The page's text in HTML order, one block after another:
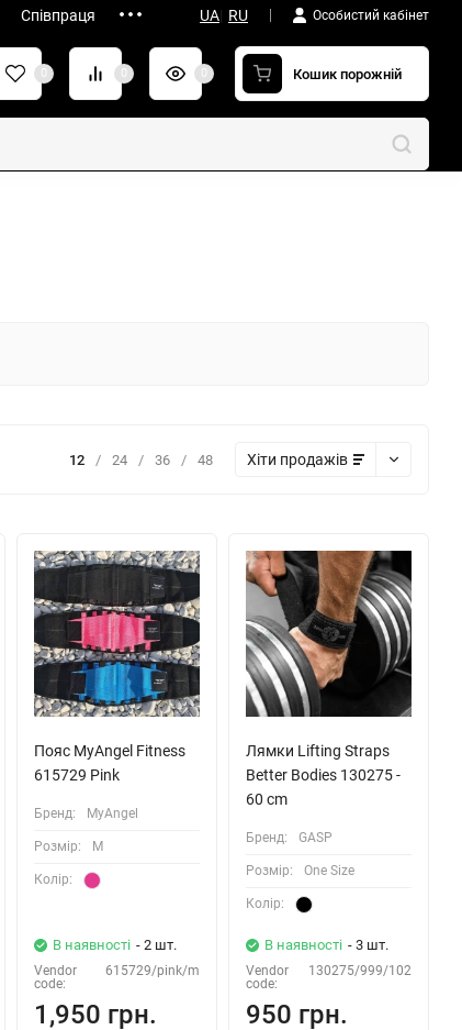
Співпраця UA| RU Особистий кабінет
0 0 0 Кошик порожній
12 / 24 / 36 / 48 Хіти продажів
Пояс MyAngel Fitness
615729 Pink
Бренд: MyAngel
Розмiр: M
Колiр:
В наявності - 2 шт.
Vendor
code:
615729/pink/m
1,950 грн.
Лямки Lifting Straps
Better Bodies 130275 -
60 cm
Бренд: GASP
Розмiр: One Size
Колiр:
В наявності - 3 шт.
Vendor
code:
130275/999/102
950 грн.